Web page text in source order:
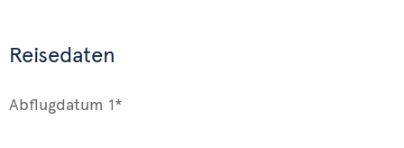
Reisedaten
Abflugdatum 1*